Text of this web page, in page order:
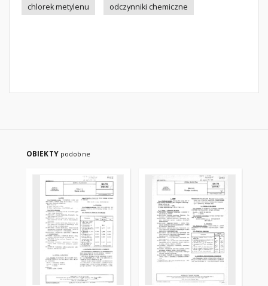
chlorek metylenu
odczynniki chemiczne
OBIEKTY podobne